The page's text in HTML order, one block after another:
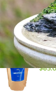
10
$
$